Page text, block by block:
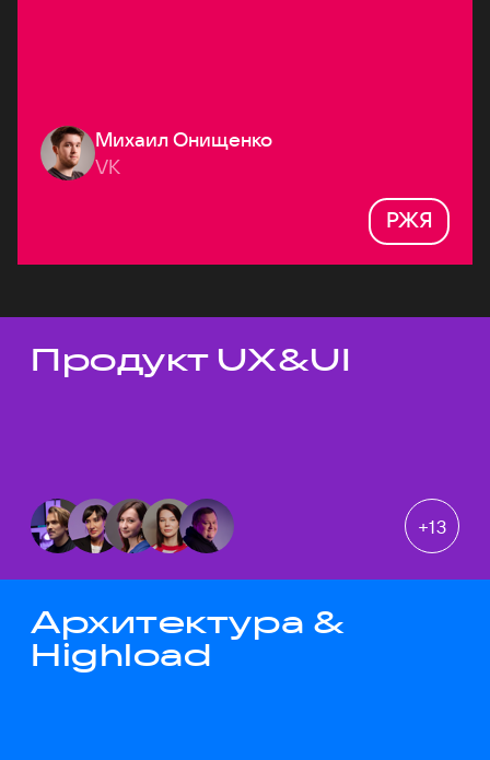
Михаил Онищенко
VK
РЖЯ
Темы докладов
Продукт UX&UI
+13
Архитектура &
Highload